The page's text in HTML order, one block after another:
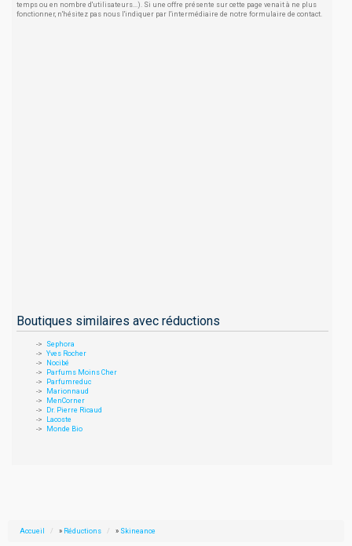
temps ou en nombre d'utilisateurs...). Si une offre présente sur cette page venait à ne plus
fonctionner, n'hésitez pas nous l'indiquer par l'intermédiaire de notre formulaire de contact.
Boutiques similaires avec réductions
Sephora
Yves Rocher
Nocibé
Parfums Moins Cher
Parfumreduc
Marionnaud
MenCorner
Dr. Pierre Ricaud
Lacoste
Monde Bio
Accueil » Réductions » Skineance